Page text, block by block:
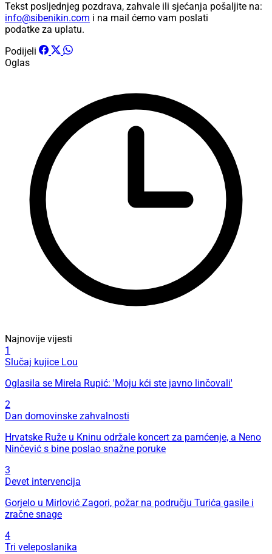
Tekst posljednjeg pozdrava, zahvale ili sjećanja pošaljite na:
info@sibenikin.com i na mail ćemo vam poslati
podatke za uplatu.
Podijeli
Oglas
Najnovije vijesti
1
Slučaj kujice Lou
Oglasila se Mirela Rupić: 'Moju kći ste javno linčovali'
2
Dan domovinske zahvalnosti
Hrvatske Ruže u Kninu održale koncert za pamćenje, a Neno
Ninčević s bine poslao snažne poruke
3
Devet intervencija
Gorjelo u Mirlović Zagori, požar na području Turića gasile i
zračne snage
4
Tri veleposlanika